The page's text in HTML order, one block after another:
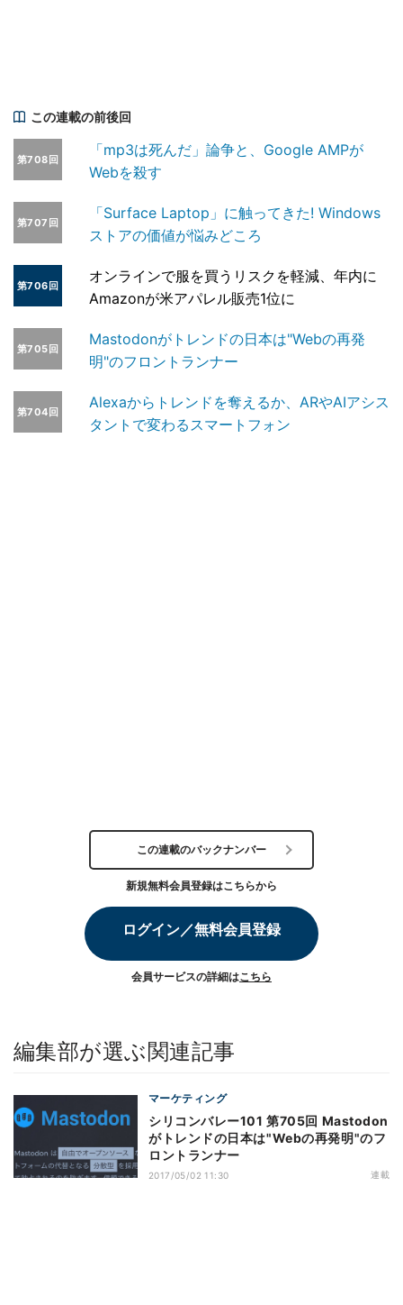
この連載の前後回
第708回
「mp3は死んだ」論争と、Google AMPが
Webを殺す
第707回
「Surface Laptop」に触ってきた! Windows
ストアの価値が悩みどころ
第706回
オンラインで服を買うリスクを軽減、年内に
Amazonが米アパレル販売1位に
第705回
Mastodonがトレンドの日本は"Webの再発
明"のフロントランナー
第704回
Alexaからトレンドを奪えるか、ARやAIアシス
タントで変わるスマートフォン
この連載のバックナンバー
新規無料会員登録はこちらから
ログイン／無料会員登録
会員サービスの詳細はこちら
編集部が選ぶ関連記事
マーケティング
シリコンバレー101 第705回 Mastodon
がトレンドの日本は"Webの再発明"のフ
ロントランナー
2017/05/02 11:30 連載